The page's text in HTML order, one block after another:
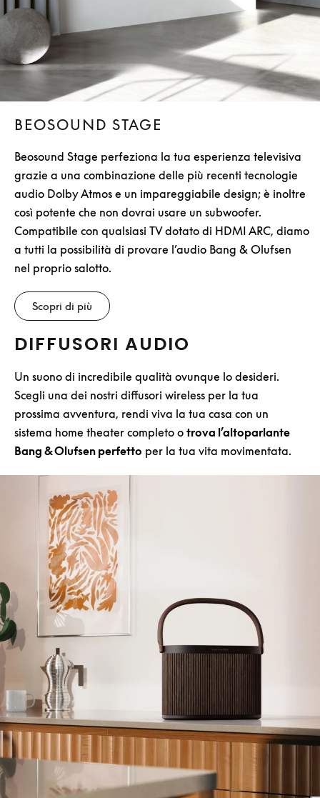
BEOSOUND STAGE
Beosound Stage perfeziona la tua esperienza televisiva
grazie a una combinazione delle più recenti tecnologie
audio Dolby Atmos e un impareggiabile design; è inoltre
così potente che non dovrai usare un subwoofer.
Compatibile con qualsiasi TV dotato di HDMI ARC, diamo
a tutti la possibilità di provare l’audio Bang & Olufsen
nel proprio salotto.
Scopri di più
DIFFUSORI AUDIO
Un suono di incredibile qualità ovunque lo desideri.
Scegli una dei nostri diffusori wireless per la tua
prossima avventura, rendi viva la tua casa con un
sistema home theater completo o trova l’altoparlante
Bang & Olufsen perfetto per la tua vita movimentata.